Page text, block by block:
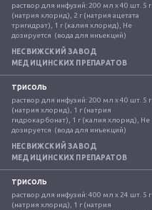
раствор для инфузий: 200 мл x 40 шт. 5 г
(натрия хлорид), 2 г (натрия ацетата
тригидрат), 1 г (калия хлорид), Не
дозируется  (вода для инъекций)
НЕСВИЖСКИЙ ЗАВОД
МЕДИЦИНСКИХ ПРЕПАРАТОВ
трисоль
раствор для инфузий: 200 мл x 40 шт. 5 г
(натрия хлорид), 1 г (натрия
гидрокарбонат), 1 г (калия хлорид), Не
дозируется  (вода для инъекций)
НЕСВИЖСКИЙ ЗАВОД
МЕДИЦИНСКИХ ПРЕПАРАТОВ
трисоль
раствор для инфузий: 400 мл x 24 шт. 5 г
(натрия хлорид), 1 г (натрия